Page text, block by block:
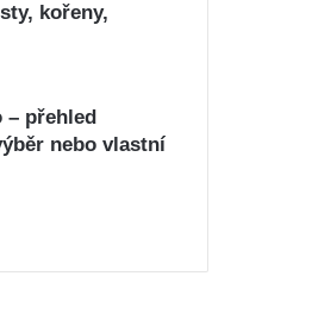
kořeny,
– přehled
nebo vlastní